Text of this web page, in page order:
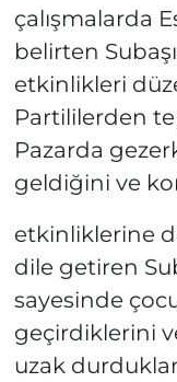
çalışmalarda
belirten
etkinlikleri
Partililerden
Pazarda
geldiğini ve
etkinliklerine
dile getiren
sayesinde
geçirdiklerini
uzak